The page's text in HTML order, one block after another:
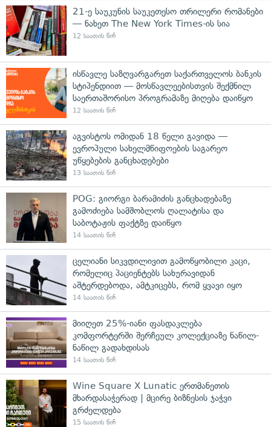
21-ე საუკუნის საუკეთესო თრილერი რომანები
— ნახეთ The New York Times-ის სია
12 საათის წინ
ისწავლე საზღვარგარეთ საქართველოს ბანკის
სტიპენდიით — მოსწავლეებისთვის შექმნილ
საერთაშორისო პროგრამაზე მიღება დაიწყო
12 საათის წინ
აგვისტოს ომიდან 18 წელი გავიდა —
ევროპული სახელმწიფოების საგარეო
უწყებების განცხადებები
13 საათის წინ
POG: გიორგი ბარამიძის განცხადებაზე
გამოძიება სამშობლოს ღალატისა და
საბოტაჟის ფაქტზე დაიწყო
14 საათის წინ
ცელიანი სიკვდილივით გამოწყობილი კაცი,
რომელიც პაციენტებს სახურავიდან
აშტერდებოდა, ამტკიცებს, რომ ყვავი იყო
14 საათის წინ
მიიღეთ 25%-იანი ფასდაკლება
კომფორტერში შერჩეულ კოლექციაზე ნაწილ-
ნაწილ გადახდისას
14 საათის წინ
Wine Square X Lunatic ერთმანეთის
მხარდასაჭერად | მცირე ბიზნესის ჯაჭვი
გრძელდება
15 საათის წინ